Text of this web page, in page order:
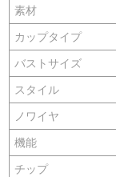
素材
カップタイプ
バストサイズ
スタイル
ノワイヤ
機能
チップ